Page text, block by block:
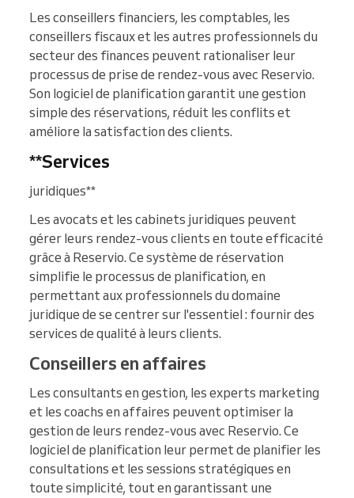
Les conseillers financiers, les comptables, les
conseillers fiscaux et les autres professionnels du
secteur des finances peuvent rationaliser leur
processus de prise de rendez-vous avec Reservio.
Son logiciel de planification garantit une gestion
simple des réservations, réduit les conflits et
améliore la satisfaction des clients.
**Services
juridiques**
Les avocats et les cabinets juridiques peuvent
gérer leurs rendez-vous clients en toute efficacité
grâce à Reservio. Ce système de réservation
simplifie le processus de planification, en
permettant aux professionnels du domaine
juridique de se centrer sur l'essentiel : fournir des
services de qualité à leurs clients.
Conseillers en affaires
Les consultants en gestion, les experts marketing
et les coachs en affaires peuvent optimiser la
gestion de leurs rendez-vous avec Reservio. Ce
logiciel de planification leur permet de planifier les
consultations et les sessions stratégiques en
toute simplicité, tout en garantissant une